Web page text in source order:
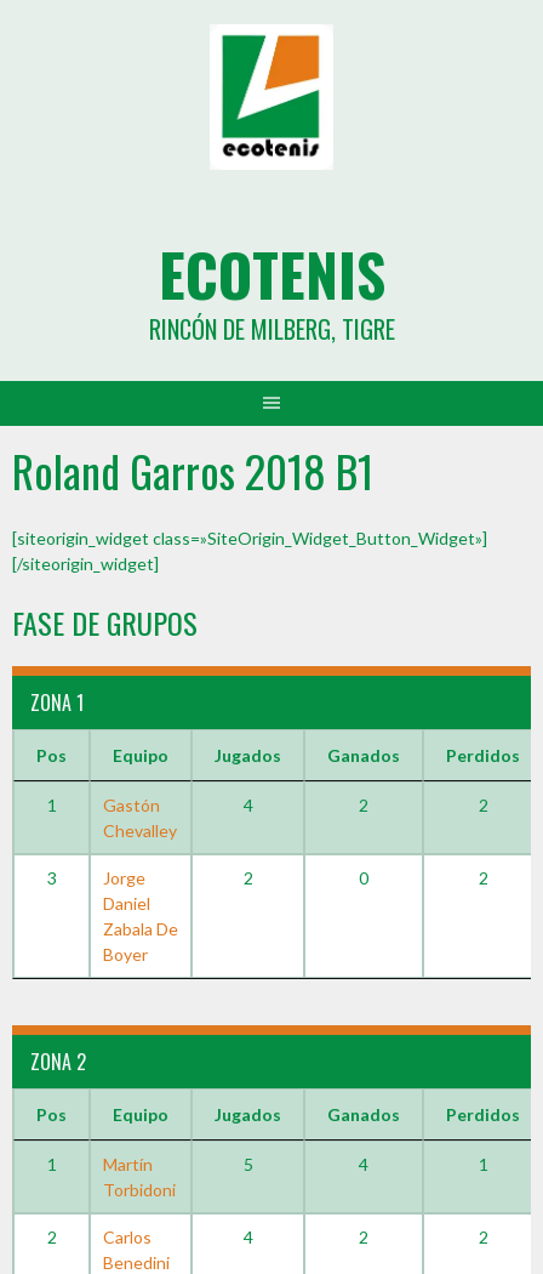
ECOTENIS
RINCÓN DE MILBERG, TIGRE
Roland Garros 2018 B1
[siteorigin_widget class=»SiteOrigin_Widget_Button_Widget»]
[/siteorigin_widget]
FASE DE GRUPOS
ZONA 1
Pos Equipo Jugados Ganados Perdidos
1
Gastón
Chevalley
4 2 2
3
Jorge
Daniel
Zabala De
Boyer
2 0 2
ZONA 2
Pos Equipo Jugados Ganados Perdidos
1
Martín
Torbidoni
5 4 1
2
Carlos
Benedini
4 2 2